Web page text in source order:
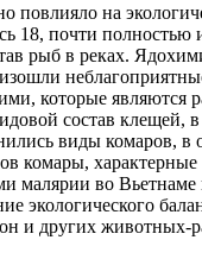
повлияло на
18, почти
рыб в реках.
которые
состав клещей,
виды комаров, в
комары,
малярии во Вьетнаме
экологического
и других